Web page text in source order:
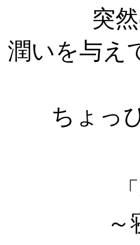
突
潤いを与え
ちょっ